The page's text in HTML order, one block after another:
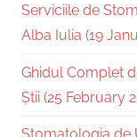
Serviciile de
Alba Iulia (19
Ghidul Complet
Știi (25 February